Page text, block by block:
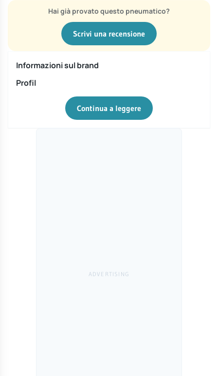
Hai già provato questo pneumatico?
Scrivi una recensione
Informazioni sul brand
Profil
Continua a leggere